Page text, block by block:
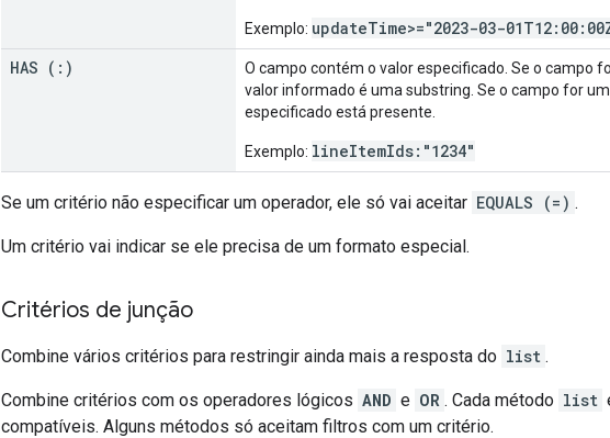
Exemplo: updateTime>="2023-03-
HAS (:)
O campo contém o valor especificado. Se o campo
valor informado é uma substring. Se o campo for
especificado está presente.
Exemplo: lineItemIds:"1234"
Se um critério não especificar um operador, ele só vai aceitar EQUALS (=) .
Um critério vai indicar se ele precisa de um formato especial.
Critérios de junção
Combine vários critérios para restringir ainda mais a resposta do list .
Combine critérios com os operadores lógicos AND e OR . Cada método list
compatíveis. Alguns métodos só aceitam filtros com um critério.